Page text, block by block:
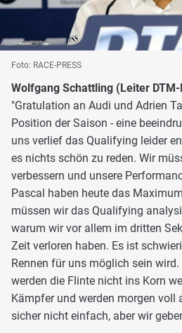
Foto: RACE-PRESS
Wolfgang Schattling (Leiter
"Gratulation an Audi und Adrien
Position der Saison - eine
uns verlief das Qualifying leider
es nichts schön zu reden. Wir
verbessern und unsere
Pascal haben heute das
müssen wir das Qualifying
warum wir vor allem im dritten
Zeit verloren haben. Es ist
Rennen für uns möglich sein
werden die Flinte nicht ins Korn
Kämpfer und werden morgen voll
sicher nicht einfach, aber wir